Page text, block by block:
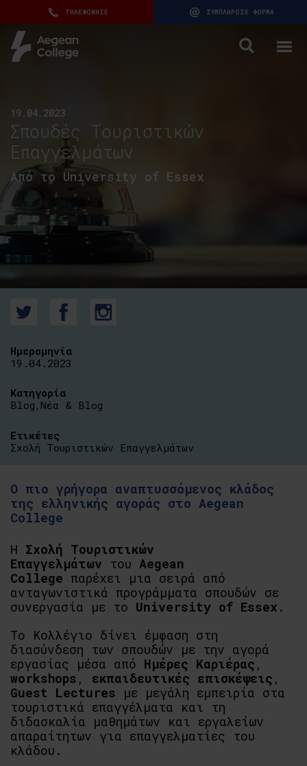
ΤΗΛΕΦΩΝΗΣΕ ΣΥΜΠΛΗΡΩΣΕ ΦΟΡΜΑ
19.04.2023
Σπουδές Τουριστικών
Επαγγελμάτων
Από το University of Essex
Ο πιο γρήγορα αναπτυσσόμενος κλάδος
της ελληνικής αγοράς στο Aegean
College
Η Σχολή Τουριστικών
Επαγγελμάτων του Aegean
College παρέχει μια σειρά από
ανταγωνιστικά προγράμματα σπουδών σε
συνεργασία με το University of Essex .
Το Κολλέγιο δίνει έμφαση στη
διασύνδεση των σπουδών με την αγορά
εργασίας μέσα από Ημέρες Καριέρας ,
workshops , εκπαιδευτικές επισκέψεις ,
Guest Lectures με μεγάλη εμπειρία στα
τουριστικά επαγγέλματα και τη
διδασκαλία μαθημάτων και εργαλείων
απαραίτητων για επαγγελματίες του
κλάδου.
Ημερομηνία
19.04.2023
Κατηγορία
Blog , Νέα & Blog
Ετικέτες
Σχολή Τουριστικών Επαγγελμάτων